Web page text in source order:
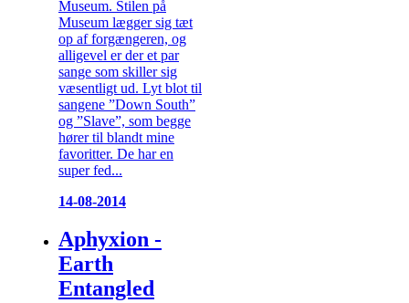
Museum. Stilen på
Museum lægger sig tæt
op af forgængeren, og
alligevel er der et par
sange som skiller sig
væsentligt ud. Lyt blot til
sangene ”Down South”
og ”Slave”, som begge
hører til blandt mine
favoritter. De har en
super fed...
14-08-2014
Aphyxion -
Earth
Entangled